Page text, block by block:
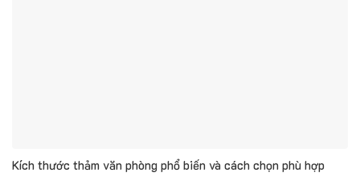
Kích thước thảm văn phòng phổ biến và cách chọn phù hợp